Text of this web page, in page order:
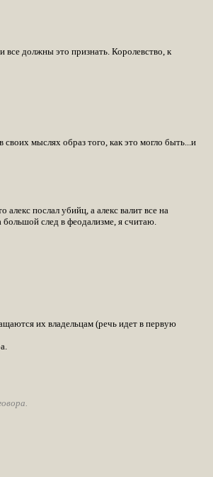
должны это признать. Королевство, к
мыслях образ того, как это могло быть...и
послал убийц, а алекс валит все на
след в феодализме, я считаю.
их владельцам (речь идет в первую